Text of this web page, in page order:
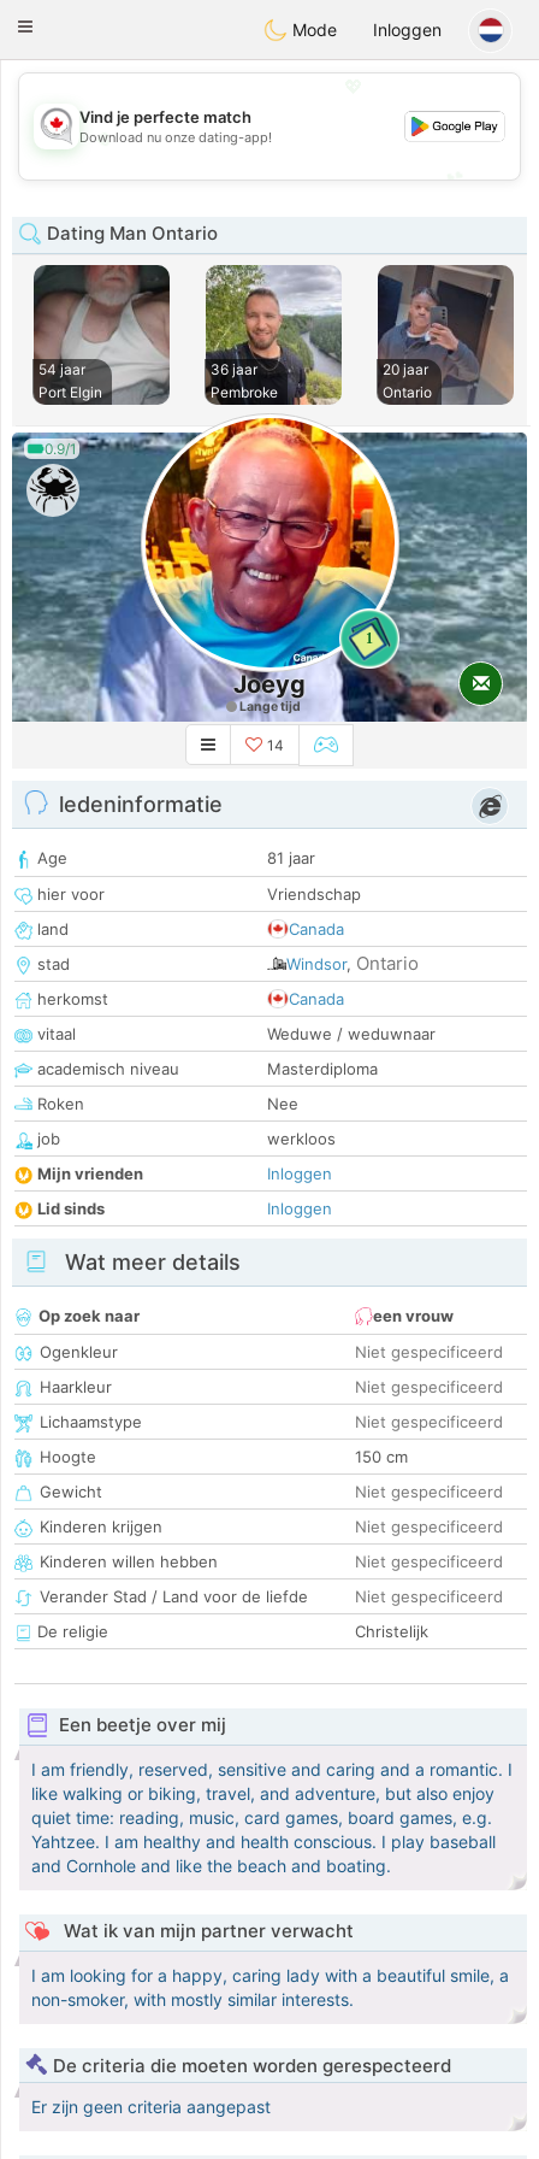
CANADIANchat
Toggle
Mode Inloggen
💖
💕
Vind je perfecte match
Download nu onze dating-app!
Dating Man Ontario
54 jaar
Port Elgin
36 jaar
Pembroke
20 jaar
Ontario
0.9/1
1
Joeyg
Lange tijd
14
ledeninformatie
Age
81 jaar
hier voor
Vriendschap
land
Canada
stad
Windsor, Ontario
herkomst
Canada
vitaal
Weduwe / weduwnaar
academisch niveau
Masterdiploma
Roken
Nee
job
werkloos
Mijn vrienden
Inloggen
Lid sinds
Inloggen
Wat meer details
Op zoek naar
een vrouw
Ogenkleur
Niet gespecificeerd
Haarkleur
Niet gespecificeerd
Lichaamstype
Niet gespecificeerd
Hoogte
150 cm
Gewicht
Niet gespecificeerd
Kinderen krijgen
Niet gespecificeerd
Kinderen willen hebben
Niet gespecificeerd
Verander Stad / Land voor de liefde
Niet gespecificeerd
De religie
Christelijk
Een beetje over mij
I am friendly, reserved, sensitive and caring and a romantic. I
like walking or biking, travel, and adventure, but also enjoy
quiet time: reading, music, card games, board games, e.g.
Yahtzee. I am healthy and health conscious. I play baseball
and Cornhole and like the beach and boating.
Wat ik van mijn partner verwacht
I am looking for a happy, caring lady with a beautiful smile, a
non-smoker, with mostly similar interests.
De criteria die moeten worden gerespecteerd
Er zijn geen criteria aangepast